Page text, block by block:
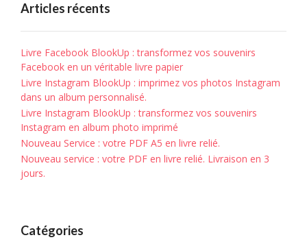
Articles récents
Livre Facebook BlookUp : transformez vos souvenirs
Facebook en un véritable livre papier
Livre Instagram BlookUp : imprimez vos photos Instagram
dans un album personnalisé.
Livre Instagram BlookUp : transformez vos souvenirs
Instagram en album photo imprimé
Nouveau Service : votre PDF A5 en livre relié.
Nouveau service : votre PDF en livre relié. Livraison en 3
jours.
Catégories